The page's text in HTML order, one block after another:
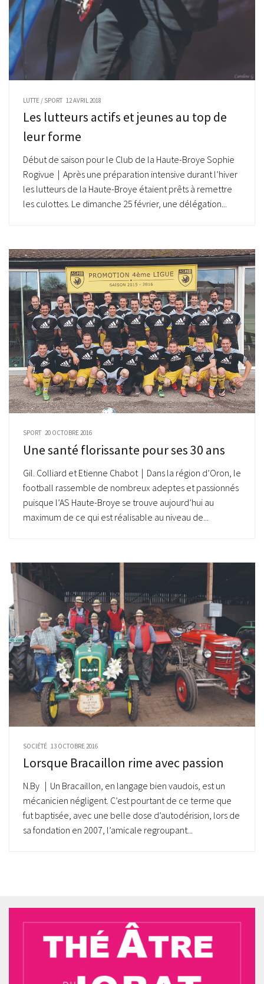
LUTTE / SPORT 12 AVRIL 2018
Les lutteurs actifs et jeunes au top de
leur forme
Début de saison pour le Club de la Haute-Broye Sophie
Rogivue | Après une préparation intensive durant l’hiver
les lutteurs de la Haute-Broye étaient prêts à remettre
les culottes. Le dimanche 25 février, une délégation...
SPORT 20 OCTOBRE 2016
Une santé florissante pour ses 30 ans
Gil. Colliard et Etienne Chabot | Dans la région d’Oron, le
football rassemble de nombreux adeptes et passionnés
puisque l’AS Haute-Broye se trouve aujourd’hui au
maximum de ce qui est réalisable au niveau de...
SOCIÉTÉ 13 OCTOBRE 2016
Lorsque Bracaillon rime avec passion
N.By | Un Bracaillon, en langage bien vaudois, est un
mécanicien négligent. C’est pourtant de ce terme que
fut baptisée, avec une belle dose d’autodérision, lors de
sa fondation en 2007, l’amicale regroupant...